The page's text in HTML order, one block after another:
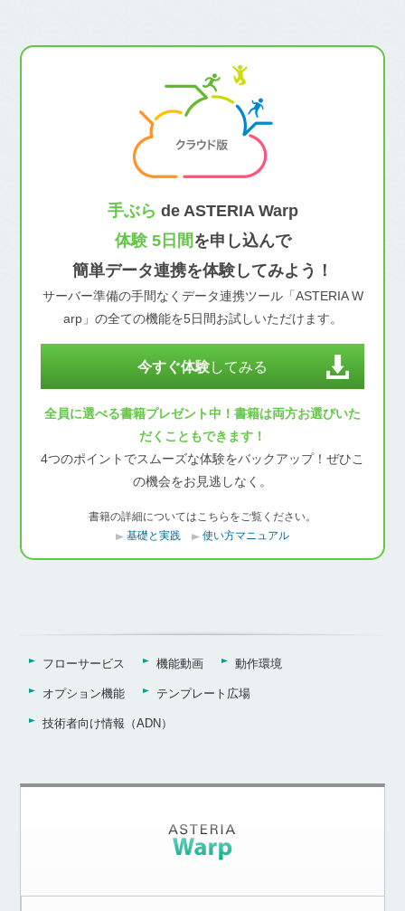
手ぶら de ASTERIA Warp
体験 5日間を申し込んで
簡単データ連携を体験してみよう！
サーバー準備の手間なくデータ連携ツール「ASTERIA W
arp」の全ての機能を5日間お試しいただけます。
今すぐ体験してみる
全員に選べる書籍プレゼント中！書籍は両方お選びいた
だくこともできます！
4つのポイントでスムーズな体験をバックアップ！ぜひこ
の機会をお見逃しなく。
書籍の詳細についてはこちらをご覧ください。
基礎と実践
使い方マニュアル
フローサービス 機能動画 動作環境
オプション機能 テンプレート広場
技術者向け情報（ADN）